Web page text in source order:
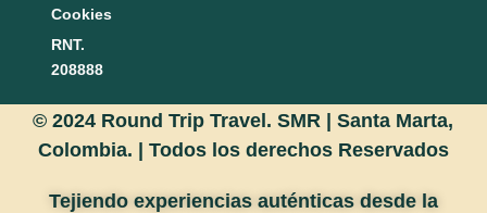
Cookies
RNT.
208888
© 2024 Round Trip Travel. SMR | Santa Marta,
Colombia. | Todos los derechos Reservados
Tejiendo experiencias auténticas desde la